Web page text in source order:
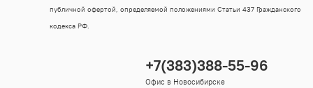
+7(383)388-55-96
Офис в Новосибирске
публичной офертой, определяемой положениями Статьи 437 Гражданского
кодекса РФ.